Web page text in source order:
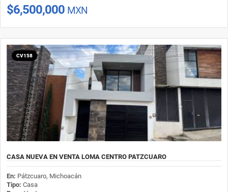
$6,500,000 MXN
CV158
CASA NUEVA EN VENTA LOMA CENTRO PATZCUARO
En: Pátzcuaro, Michoacán
Tipo: Casa